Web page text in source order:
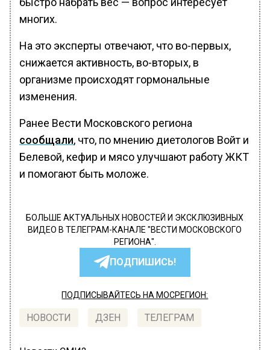
многих.
На это эксперты отвечают, что во-первых,
снижается активность, во-вторых, в
организме происходят гормональные
изменения.
Ранее Вести Московского региона
сообщали, что, по мнению диетологов Войт и
Белевой, кефир и мясо улучшают работу ЖКТ
и помогают быть моложе.
БОЛЬШЕ АКТУАЛЬНЫХ НОВОСТЕЙ И ЭКСКЛЮЗИВНЫХ
ВИДЕО В ТЕЛЕГРАМ-КАНАЛЕ "ВЕСТИ МОСКОВСКОГО
РЕГИОНА".
ПОДПИШИСЬ!
ПОДПИСЫВАЙТЕСЬ НА МОСРЕГИОН:
НОВОСТИ ДЗЕН ТЕЛЕГРАМ